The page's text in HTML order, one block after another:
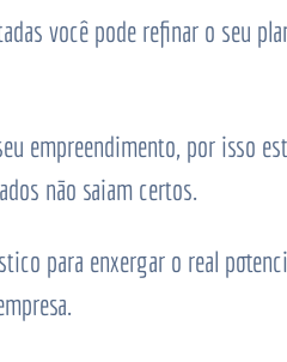
você pode refinar o seu
empreendimento, por isso
não saiam certos.
para enxergar o real